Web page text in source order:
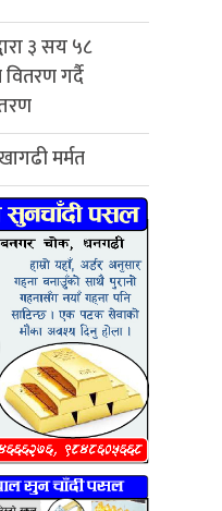
३ सय ५८
वितरण गर्दै
मर्मत